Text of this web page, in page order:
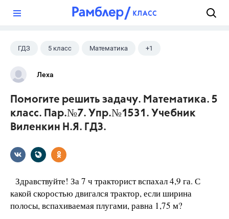
ГДЗ 5 класс Математика +1
Виленкин Н.Я.
Леха
Помогите решить задачу. Математика. 5
класс. Пар.№7. Упр.№1531. Учебник
Виленкин Н.Я. ГДЗ.
Здравствуйте! За 7 ч тракторист вспахал 4,9 га. С
какой скоростью двигался трактор, если ширина
полосы, вспахиваемая плугами, равна 1,75 м?